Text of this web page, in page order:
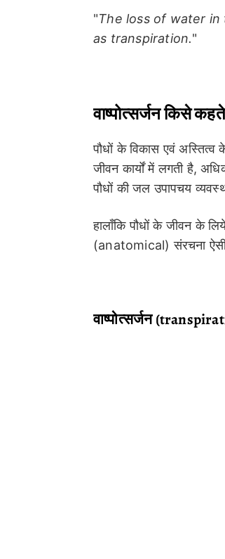
"The loss of water
as transpiration."
वाष्पोत्सर्जन किसे
पौधों के विकास एवं
जीवन कार्यों में लगती है,
पौधों की जल उपापचय
हालाँकि पौधों के जीवन के
(anatomical) संरचना ऐसी
वाष्पोत्सर्जन